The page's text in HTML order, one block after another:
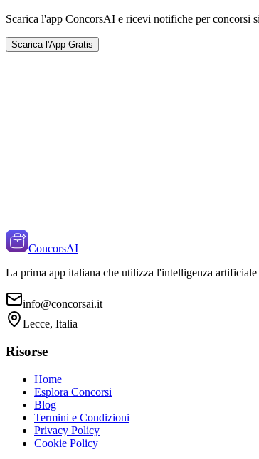
Scarica l'app ConcorsAI e ricevi notifiche per concorsi
Scarica l'App Gratis
ConcorsAI
La prima app italiana che utilizza l'intelligenza
info@concorsai.it
Lecce, Italia
Risorse
Home
Esplora Concorsi
Blog
Termini e Condizioni
Privacy Policy
Cookie Policy